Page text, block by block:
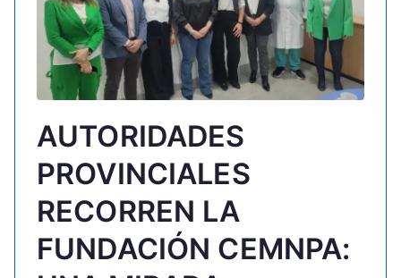
AUTORIDADES
PROVINCIALES
RECORREN LA
FUNDACIÓN CEMNPA: